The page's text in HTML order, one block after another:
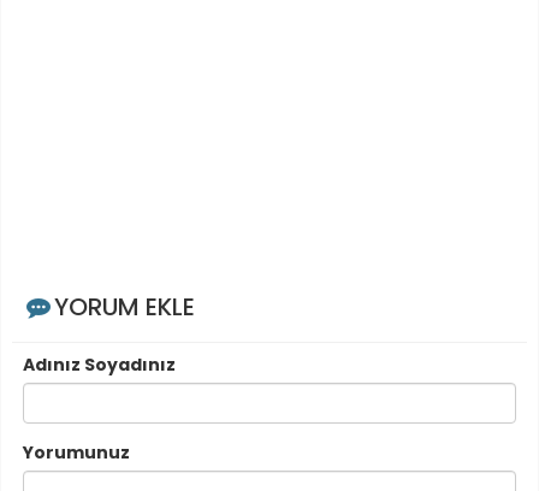
YORUM EKLE
Adınız Soyadınız
Yorumunuz